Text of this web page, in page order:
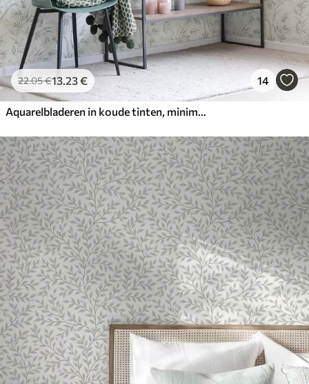
22.05€13.23€ 14
Aquarelbladeren in koude tinten, minimalistisch ontwerp